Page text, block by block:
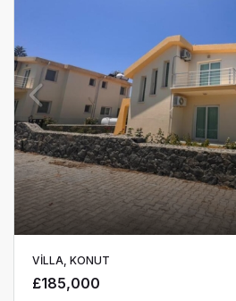
VILLA, KONUT
£185,000